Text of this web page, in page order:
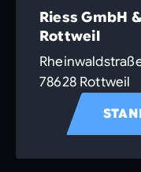
Riess GmbH
Rottweil
78628 Rottweil